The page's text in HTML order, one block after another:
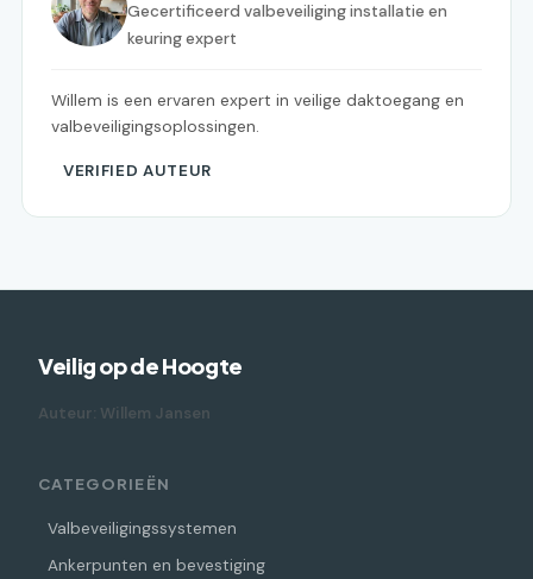
Gecertificeerd valbeveiliging installatie en
keuring expert
Willem is een ervaren expert in veilige daktoegang en
valbeveiligingsoplossingen.
VERIFIED AUTEUR
Veilig op de Hoogte
Auteur: Willem Jansen
CATEGORIEËN
Valbeveiligingssystemen
Ankerpunten en bevestiging